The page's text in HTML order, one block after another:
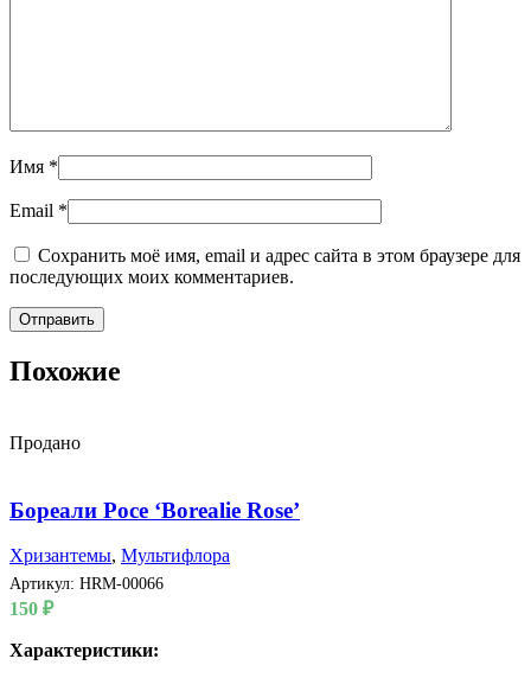
Имя *
Email *
Сохранить моё имя, email и адрес сайта в этом браузере для
последующих моих комментариев.
Похожие
Продано
Бореали Росе ‘Borealie Rose’
Хризантемы, Мультифлора
Артикул: HRM-00066
150 ₽
Характеристики: